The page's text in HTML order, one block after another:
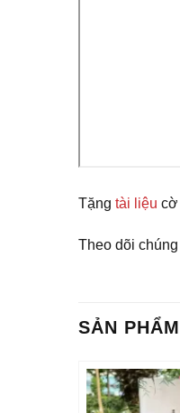
Tặng tài liệu cờ
Theo dõi chúng
SẢN